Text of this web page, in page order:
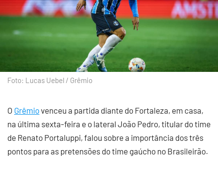
Foto: Lucas Uebel / Grêmio
O Grêmiovenceu a partida diante do Fortaleza, em casa,
na última sexta-feira e o lateral João Pedro, titular do time
de Renato Portaluppi, falou sobre a importância dos três
pontos para as pretensões do time gaúcho no Brasileirão.